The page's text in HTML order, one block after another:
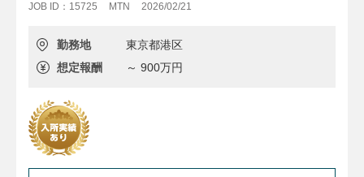
JOB ID：15725 MTN 2026/02/21
勤務地
東京都港区
想定報酬
～ 900万円